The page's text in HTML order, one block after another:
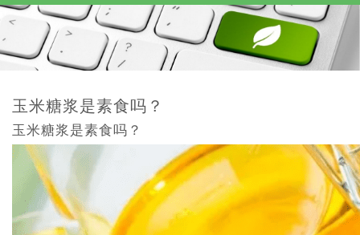
N
A
V
T
I
O
N
玉米糖浆是素食吗？
玉米糖浆是素食吗？